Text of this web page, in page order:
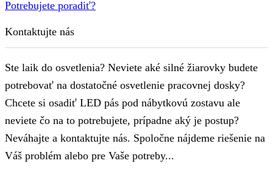
Potrebujete poradiť?
Kontaktujte nás
Ste laik do osvetlenia? Neviete aké silné žiarovky budete
potrebovať na dostatočné osvetlenie pracovnej dosky?
Chcete si osadiť LED pás pod nábytkovú zostavu ale
neviete čo na to potrebujete, prípadne aký je postup?
Neváhajte a kontaktujte nás. Spoločne nájdeme riešenie na
Váš problém alebo pre Vaše potreby...